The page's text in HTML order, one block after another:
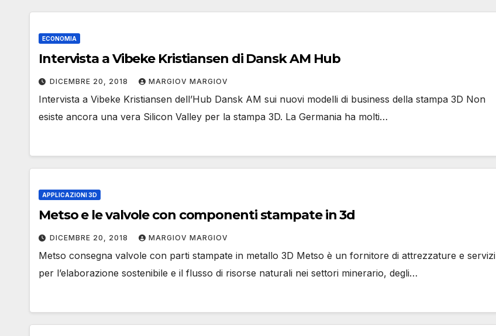
ECONOMIA
Intervista a Vibeke Kristiansen di Dansk AM Hub
DICEMBRE 20, 2018 MARGIOV MARGIOV
Intervista a Vibeke Kristiansen dell’Hub Dansk AM sui nuovi modelli di business della stampa 3D Non
esiste ancora una vera Silicon Valley per la stampa 3D. La Germania ha molti…
APPLICAZIONI 3D
Metso e le valvole con componenti stampate in 3d
DICEMBRE 20, 2018 MARGIOV MARGIOV
Metso consegna valvole con parti stampate in metallo 3D Metso è un fornitore di attrezzature e servizi
per l’elaborazione sostenibile e il flusso di risorse naturali nei settori minerario, degli…